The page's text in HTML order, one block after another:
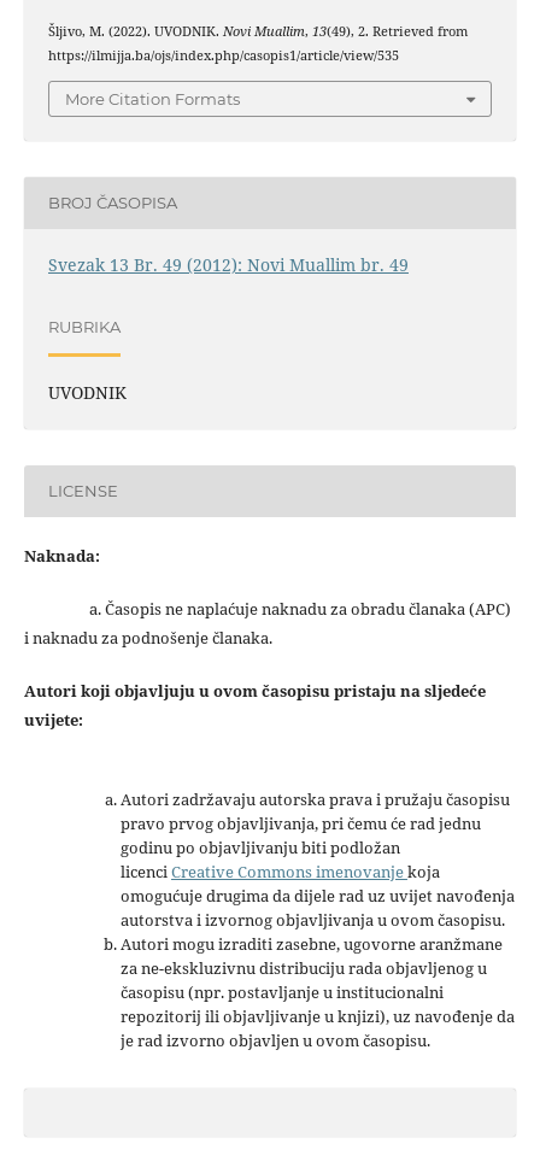
Šljivo, M. (2022). UVODNIK. Novi Muallim, 13(49), 2. Retrieved from
https://ilmijja.ba/ojs/index.php/casopis1/article/view/535
More Citation Formats
BROJ ČASOPISA
Svezak 13 Br. 49 (2012): Novi Muallim br. 49
RUBRIKA
UVODNIK
LICENSE
Naknada:
a. Časopis ne naplaćuje naknadu za obradu članaka (APC)
i naknadu za podnošenje članaka.
Autori koji objavljuju u ovom časopisu pristaju na sljedeće
uvijete:
Autori zadržavaju autorska prava i pružaju časopisu
pravo prvog objavljivanja, pri čemu će rad jednu
godinu po objavljivanju biti podložan
licenciCreative Commons imenovanjekoja
omogućuje drugima da dijele rad uz uvijet navođenja
autorstva i izvornog objavljivanja u ovom časopisu.
Autori mogu izraditi zasebne, ugovorne aranžmane
za ne-ekskluzivnu distribuciju rada objavljenog u
časopisu (npr. postavljanje u institucionalni
repozitorij ili objavljivanje u knjizi), uz navođenje da
je rad izvorno objavljen u ovom časopisu.